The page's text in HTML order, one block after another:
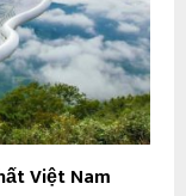
Việt Nam